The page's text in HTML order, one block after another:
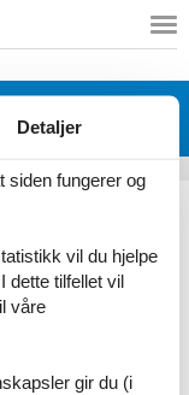
Wien
av vakkert
Detaljer
siden fungerer og
vil du hjelpe
dette tilfellet vil
våre
gir du (i